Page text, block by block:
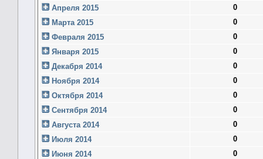
Апреля 2015
0
Марта 2015
0
Февраля 2015
0
Января 2015
0
Декабря 2014
0
Ноября 2014
0
Октября 2014
0
Сентября 2014
0
Августа 2014
0
Июля 2014
0
Июня 2014
0